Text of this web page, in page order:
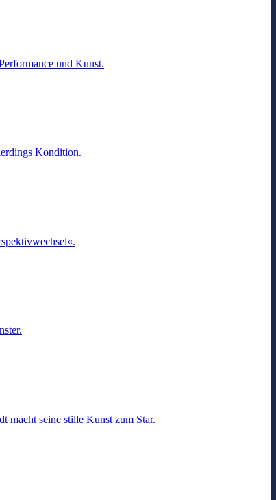
und Kunst.
Kondition.
macht seine stille Kunst zum Star.